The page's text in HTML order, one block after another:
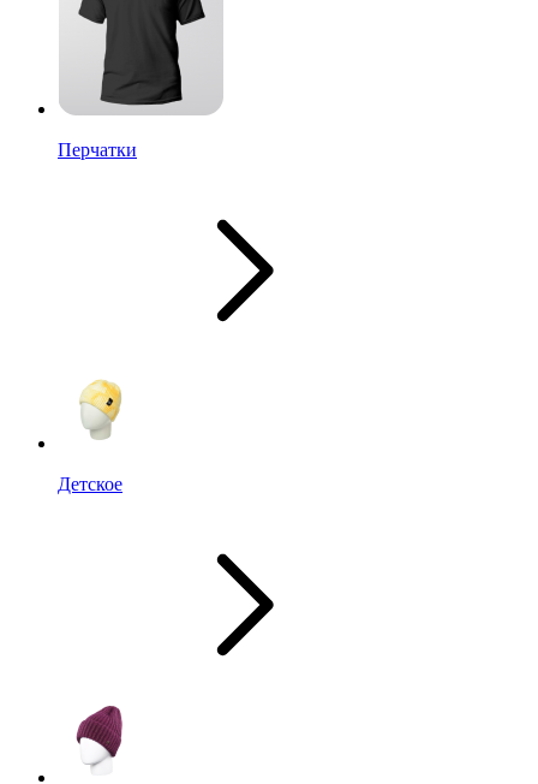
Перчатки
Детское